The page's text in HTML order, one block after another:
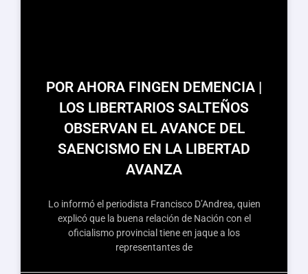
POR AHORA FINGEN DEMENCIA |
LOS LIBERTARIOS SALTEÑOS
OBSERVAN EL AVANCE DEL
SAENCISMO EN LA LIBERTAD
AVANZA
Lo informó el periodista Francisco D’Andrea, quien
explicó que la buena relación de Nación con el
oficialismo provincial tiene en jaque a los
representantes de